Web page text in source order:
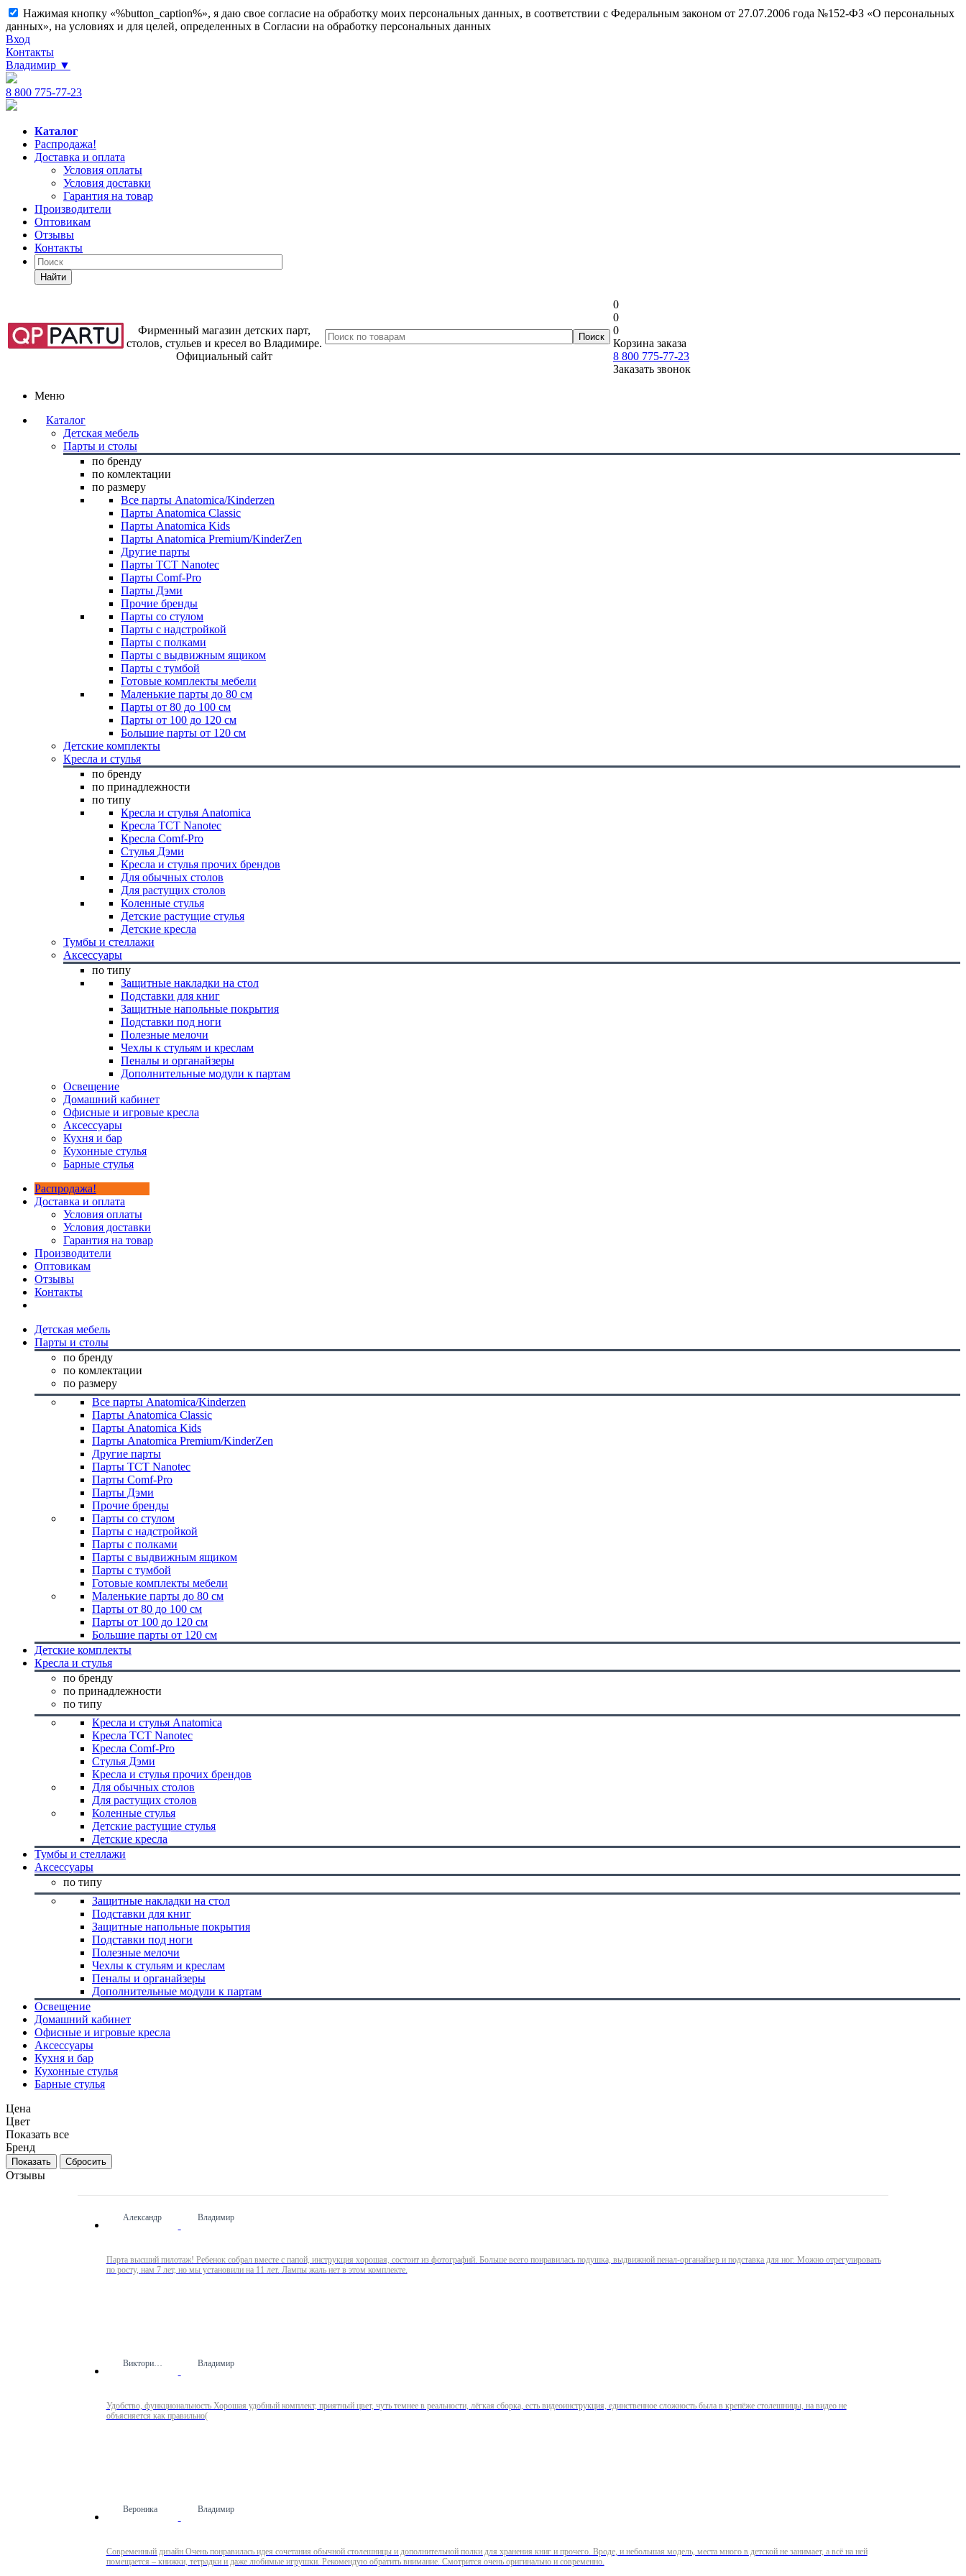
Нажимая кнопку «%button_caption%», я даю свое согласие на обработку моих персональных данных, в соответствии с Федеральным законом от 27.07.2006 года №152-ФЗ «О персональных
данных», на условиях и для целей, определенных в Согласии на обработку персональных данных
Вход
Контакты
Владимир ▼
8 800 775-77-23
Каталог
Распродажа!
Доставка и оплата
Условия оплаты
Условия доставки
Гарантия на товар
Производители
Оптовикам
Отзывы
Контакты
Найти
Фирменный магазин детских парт,
столов, стульев и кресел во Владимире.
Официальный сайт
0
0
0
Корзина заказа
8 800 775-77-23
Заказать звонок
Меню
Каталог
Детская мебель
Парты и столы
по бренду
по комлектации
по размеру
Все парты Anatomica/Kinderzen
Парты Anatomica Classic
Парты Anatomica Kids
Парты Anatomica Premium/KinderZen
Другие парты
Парты TCT Nanotec
Парты Comf-Pro
Парты Дэми
Прочие бренды
Парты со стулом
Парты с надстройкой
Парты с полками
Парты с выдвижным ящиком
Парты с тумбой
Готовые комплекты мебели
Маленькие парты до 80 см
Парты от 80 до 100 см
Парты от 100 до 120 см
Большие парты от 120 см
Детские комплекты
Кресла и стулья
по бренду
по принадлежности
по типу
Кресла и стулья Anatomica
Кресла TCT Nanotec
Кресла Comf-Pro
Стулья Дэми
Кресла и стулья прочих брендов
Для обычных столов
Для растущих столов
Коленные стулья
Детские растущие стулья
Детские кресла
Тумбы и стеллажи
Аксессуары
по типу
Защитные накладки на стол
Подставки для книг
Защитные напольные покрытия
Подставки под ноги
Полезные мелочи
Чехлы к стульям и креслам
Пеналы и органайзеры
Дополнительные модули к партам
Освещение
Домашний кабинет
Офисные и игровые кресла
Аксессуары
Кухня и бар
Кухонные стулья
Барные стулья
Распродажа!
Доставка и оплата
Условия оплаты
Условия доставки
Гарантия на товар
Производители
Оптовикам
Отзывы
Контакты
Детская мебель
Парты и столы
по бренду
по комлектации
по размеру
Все парты Anatomica/Kinderzen
Парты Anatomica Classic
Парты Anatomica Kids
Парты Anatomica Premium/KinderZen
Другие парты
Парты TCT Nanotec
Парты Comf-Pro
Парты Дэми
Прочие бренды
Парты со стулом
Парты с надстройкой
Парты с полками
Парты с выдвижным ящиком
Парты с тумбой
Готовые комплекты мебели
Маленькие парты до 80 см
Парты от 80 до 100 см
Парты от 100 до 120 см
Большие парты от 120 см
Детские комплекты
Кресла и стулья
по бренду
по принадлежности
по типу
Кресла и стулья Anatomica
Кресла TCT Nanotec
Кресла Comf-Pro
Стулья Дэми
Кресла и стулья прочих брендов
Для обычных столов
Для растущих столов
Коленные стулья
Детские растущие стулья
Детские кресла
Тумбы и стеллажи
Аксессуары
по типу
Защитные накладки на стол
Подставки для книг
Защитные напольные покрытия
Подставки под ноги
Полезные мелочи
Чехлы к стульям и креслам
Пеналы и органайзеры
Дополнительные модули к партам
Освещение
Домашний кабинет
Офисные и игровые кресла
Аксессуары
Кухня и бар
Кухонные стулья
Барные стулья
Цена
Цвет
Показать все
Бренд
Сбросить
Отзывы
Александр Владимир
Парта высший пилотаж! Ребенок собрал вместе с папой, инструкция хорошая, состоит из фотографий. Больше всего понравилась подушка, выдвижной пенал-органайзер и подставка для ног. Можно отрегулировать
по росту, нам 7 лет, но мы установили на 11 лет. Лампы жаль нет в этом комплекте.
Виктория Ш. Владимир
Удобство, функциональность Хорошая удобный комплект, приятный цвет, чуть темнее в реальности, лёгкая сборка, есть видеоинструкция, единственное сложность была в крепёже столешницы, на видео не
объясняется как правильно(
Вероника Владимир
Современный дизайн Очень понравилась идея сочетания обычной столешницы и дополнительной полки для хранения книг и прочего. Вроде, и небольшая модель, места много в детской не занимает, а всё на ней
помещается – книжки, тетрадки и даже любимые игрушки. Рекомендую обратить внимание. Смотрится очень оригинально и современно.